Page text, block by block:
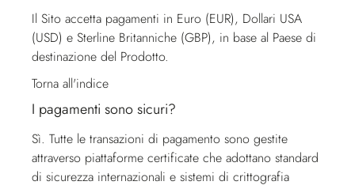
Il Sito accetta pagamenti in Euro (EUR), Dollari USA
(USD) e Sterline Britanniche (GBP), in base al Paese di
destinazione del Prodotto.
Torna all'indice
I pagamenti sono sicuri?
Sì. Tutte le transazioni di pagamento sono gestite
attraverso piattaforme certificate che adottano standard
di sicurezza internazionali e sistemi di crittografia